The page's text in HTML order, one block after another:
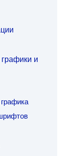
и